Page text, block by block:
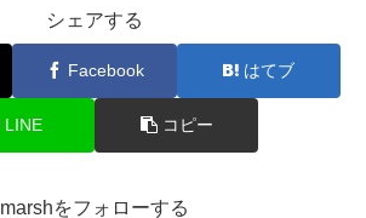
シェアする
Facebook はてブ
LINE コピー
marshをフォローする